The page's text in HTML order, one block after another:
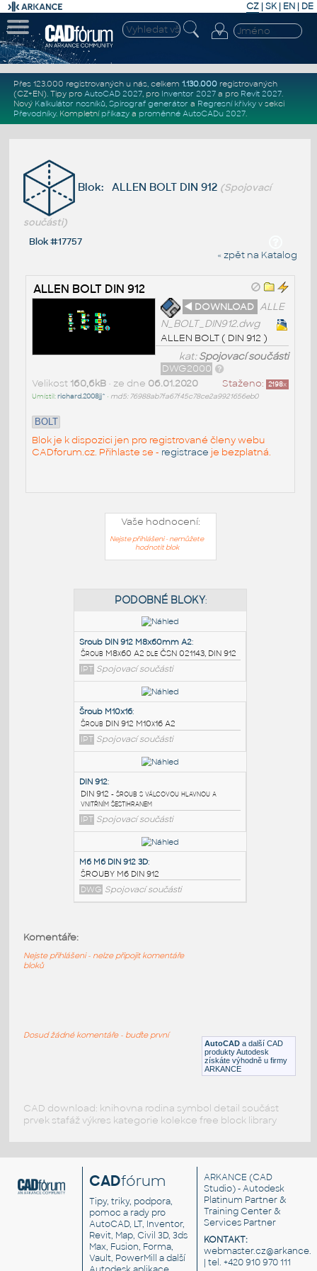
CZ | SK| EN | DE
Přes 123.000 registrovaných u nás, celkem 1.130.000registrovaných
(CZ+EN). Tipy pro AutoCAD 2027, pro Inventor 2027a pro Revit 2027.
Nový Kalkulátor nosníků, Spirograf generátor a Regresní křivkyv sekci
Převodníky. Kompletní příkazya proměnné AutoCADu 2027.
Blok: ALLEN BOLT DIN 912 (Spojovací
součásti)
Blok #17757
« zpět na Katalog
ALLEN BOLT DIN 912
◄ DOWNLOAD ALLE
N_BOLT_DIN912.dwg
ALLEN BOLT ( DIN 912 )
kat:Spojovací součásti
DWG2000
Staženo: 2198x
Velikost 160,6kB• ze dne 06.01.2020
Umístil:richard.2008jj^ • md5: 76988ab7fa67f45c78ce2a9921656eb0
BOLT
Blok je k dispozici jen pro registrované členy webu
CADforum.cz. Přihlaste se - registrace je bezplatná.
Vaše hodnocení:
Nejste přihlášeni - nemůžete
hodnotit blok
PODOBNÉ BLOKY
Sroub DIN 912 M8x60mm A2:
Šroub M8x60 A2 dle ČSN 021143, DIN 912
IPT
Šroub M10x16:
Šroub DIN 912 M10x16 A2
IPT Spojovací součásti
Spojovací součásti
Spojovací součástiAutoCAD a další CAD
produkty Autodesk
získáte výhodně u firmy
ARKANCE
Komentáře:
Nejste přihlášeni - nelze připojit komentáře
bloků
Dosud žádné komentáře - buďte první
CAD download: knihovna rodina symbol detail součást
prvek stafáž výkres kategorie kolekce free block library
CADfórum
Tipy, triky, podpora,
pomoc a rady pro
AutoCAD, LT, Inventor,
Revit, Map, Civil 3D, 3ds
Max, Fusion, Forma,
Vault, PowerMill a další
ARKANCE (CAD
Studio) - Autodesk
Platinum Partner &
Training Center &
Services Partner
KONTAKT:
| tel. +420 910 970 111